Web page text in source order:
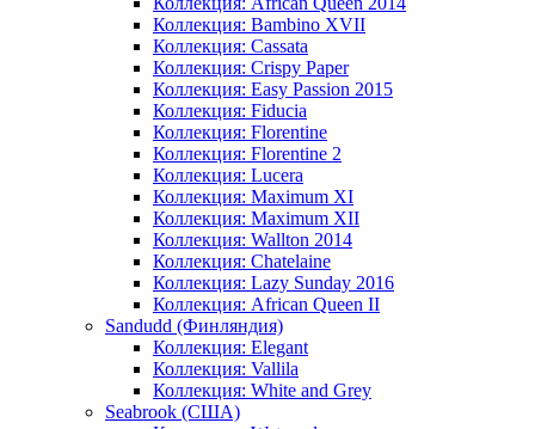
Коллекция: Bambino XVII
Коллекция: Cassata
Коллекция: Crispy Paper
Коллекция: Easy Passion 2015
Коллекция: Fiducia
Коллекция: Florentine
Коллекция: Florentine 2
Коллекция: Lucera
Коллекция: Maximum XI
Коллекция: Maximum XII
Коллекция: Wallton 2014
Коллекция: Chatelaine
Коллекция: Lazy Sunday 2016
Коллекция: African Queen II
Sandudd (Финляндия)
Коллекция: Elegant
Коллекция: Vallila
Коллекция: White and Grey
Seabrook (США)